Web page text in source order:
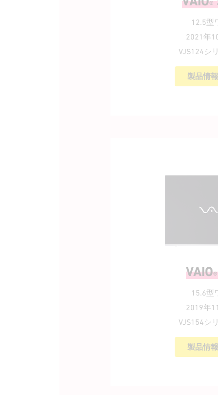
®
12.5型
2021年
VJS124シ
製品情
VAIO®
15.6型
2019年
VJS154シ
製品情